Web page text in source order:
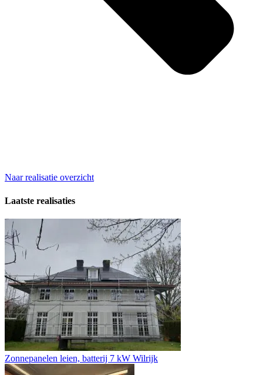
Naar realisatie overzicht
Laatste realisaties
Zonnepanelen leien, batterij 7 kW Wilrijk